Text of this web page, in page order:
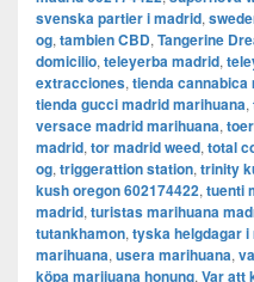
svenska partier i madrid,
og, tambien CBD, Tangerine
domicilio, teleyerba madrid,
extracciones, tienda cannabica
tienda gucci madrid marihuana,
versace madrid marihuana,
madrid, tor madrid weed, total
og, triggerattion station, trinity
kush oregon 602174422, tuenti
madrid, turistas marihuana
tutankhamon, tyska helgdagar i
marihuana, usera marihuana,
köpa marijuana honung, Var att